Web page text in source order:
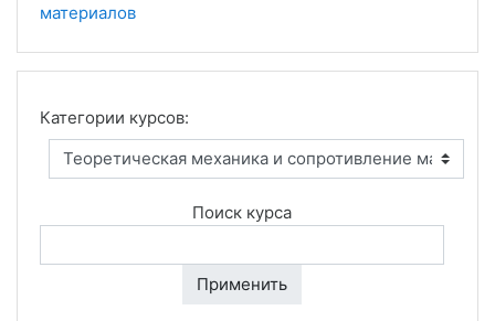
материалов
Категории курсов:
Поиск курса
Применить